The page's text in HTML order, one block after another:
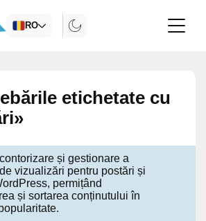
RO
etichetate cu
și gestionare a
vizualizări pentru postări și
permițând
și sortarea conținutului în